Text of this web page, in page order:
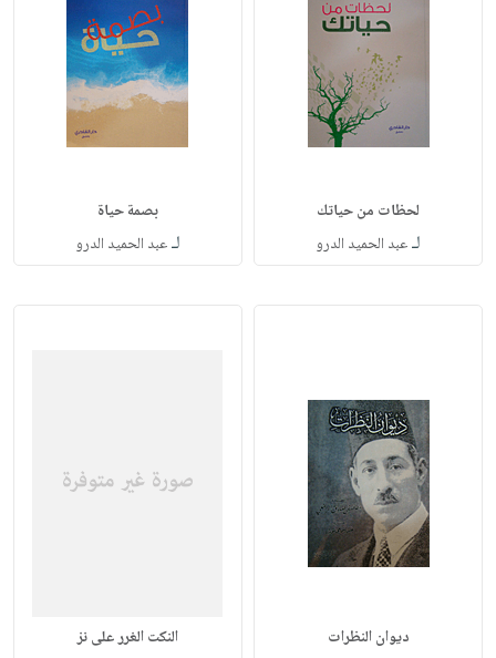
لحظات من حياتك
لـعبد الحميد الدرو
بصمة حياة
لـعبد الحميد الدرو
ديوان النظرات النكت الغرر على نز